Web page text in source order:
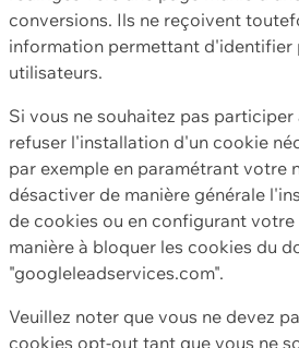
conversions. Ils ne reçoivent
information permettant d'identifier
utilisateurs.
Si vous ne souhaitez pas
refuser l'installation d'un cookie
par exemple en paramétrant votre
désactiver de manière générale
de cookies ou en configurant
manière à bloquer les cookies du
"googleleadservices.com".
Veuillez noter que vous ne devez
cookies opt-out tant que vous ne